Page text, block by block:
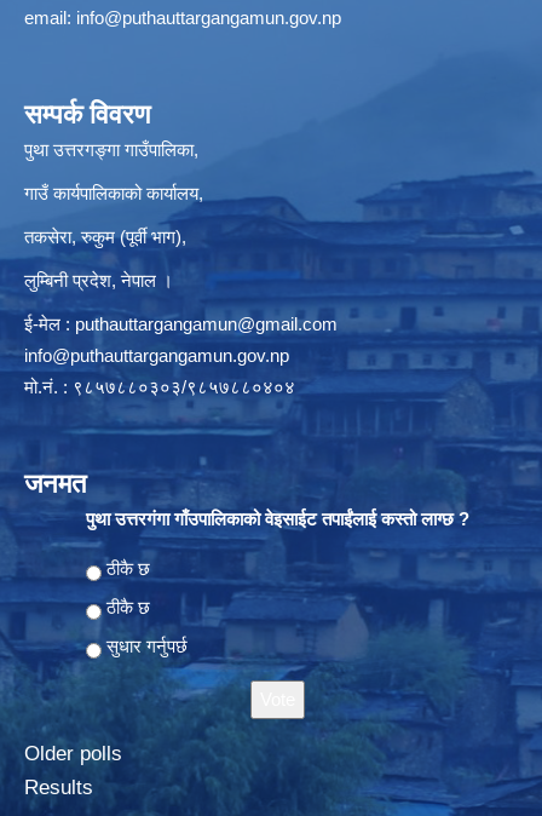
email: info@puthauttargangamun.gov.np
सम्पर्क विवरण
पुथा उत्तरगङ्गा गाउँपालिका,
गाउँ कार्यपालिकाको कार्यालय,
तकसेरा, रुकुम (पूर्वी भाग),
लुम्बिनी प्रदेश, नेपाल ।
ई-मेल : puthauttargangamun@gmail.com
info@puthauttargangamun.gov.np
मो.नं. : ९८५७८८०३०३/९८५७८८०४०४
जनमत
पुथा उत्तरगंगा गाँउपालिकाको वेइसाईट तपाईंलाई कस्तो लाग्छ ?
Choices
ठीकै छ
ठीकै छ
सुधार गर्नुपर्छ
Older polls
Results